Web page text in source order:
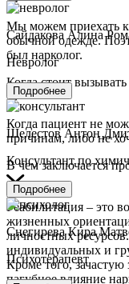
Сайдакова Алина
Невролог
Подробнее
Шелестов Антон
Консультант по
Подробнее
Снегирева Кира
Психотерапевт
Мы можем приехать к
обычной одежде.
был нарколог.
Когда стоит
Когда пациент не
причинам, либо не
В чем заключается
Реабилитация – это
жизненных
личностных
индивидуальных и
Кроме того,
пагубное влияние